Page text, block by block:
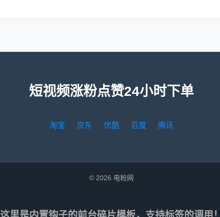
短视频涨粉点赞24小时下单
淘宝 京东 优酷 百度 腾讯
© 2026 电粉网